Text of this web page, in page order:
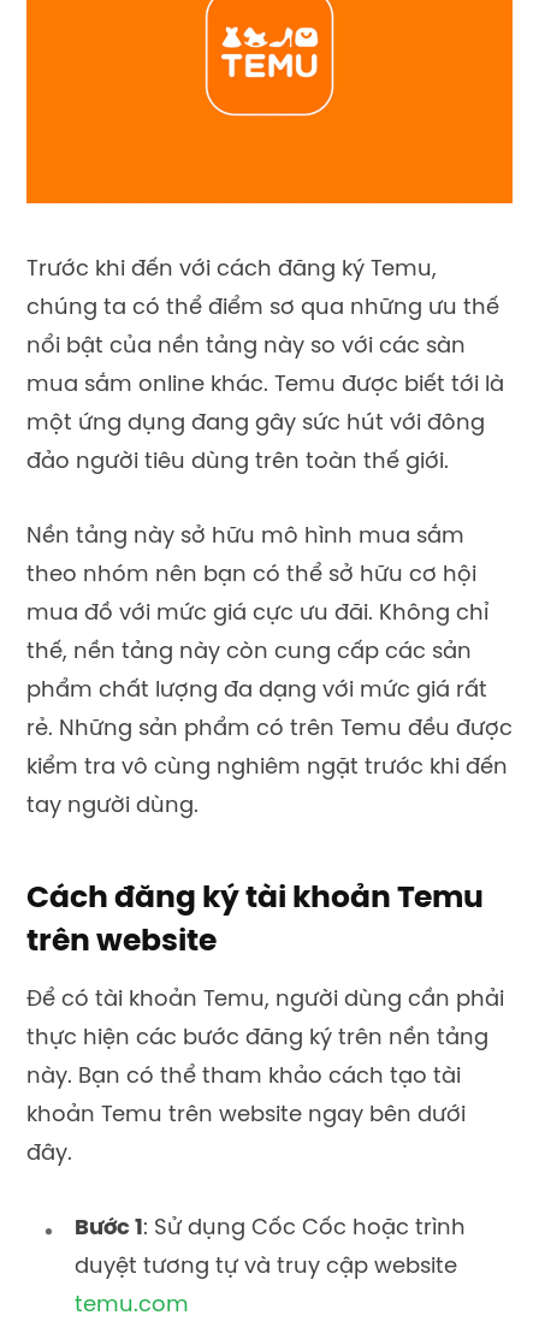
Trước khi đến với cách đăng ký Temu,
chúng ta có thể điểm sơ qua những ưu thế
nổi bật của nền tảng này so với các sàn
mua sắm online khác. Temu được biết tới là
một ứng dụng đang gây sức hút với đông
đảo người tiêu dùng trên toàn thế giới.
Nền tảng này sở hữu mô hình mua sắm
theo nhóm nên bạn có thể sở hữu cơ hội
mua đồ với mức giá cực ưu đãi. Không chỉ
thế, nền tảng này còn cung cấp các sản
phẩm chất lượng đa dạng với mức giá rất
rẻ. Những sản phẩm có trên Temu đều được
kiểm tra vô cùng nghiêm ngặt trước khi đến
tay người dùng.
Cách đăng ký tài khoản Temu
trên website
Để có tài khoản Temu, người dùng cần phải
thực hiện các bước đăng ký trên nền tảng
này. Bạn có thể tham khảo cách tạo tài
khoản Temu trên website ngay bên dưới
đây.
Bước 1: Sử dụng Cốc Cốc hoặc trình
duyệt tương tự và truy cập website
temu.com